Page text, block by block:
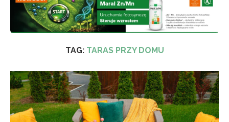
TAG: TARAS PRZY DOMU